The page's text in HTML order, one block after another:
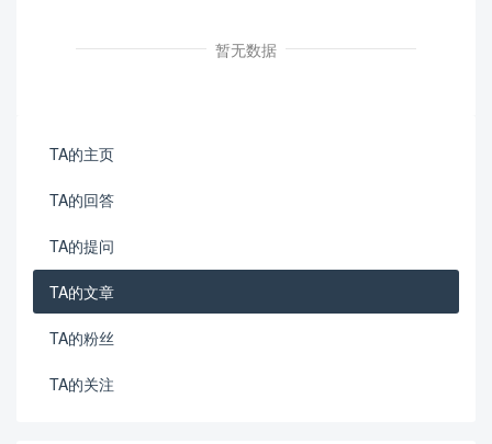
暂无数据
TA的主页
TA的回答
TA的提问
TA的文章
TA的粉丝
TA的关注